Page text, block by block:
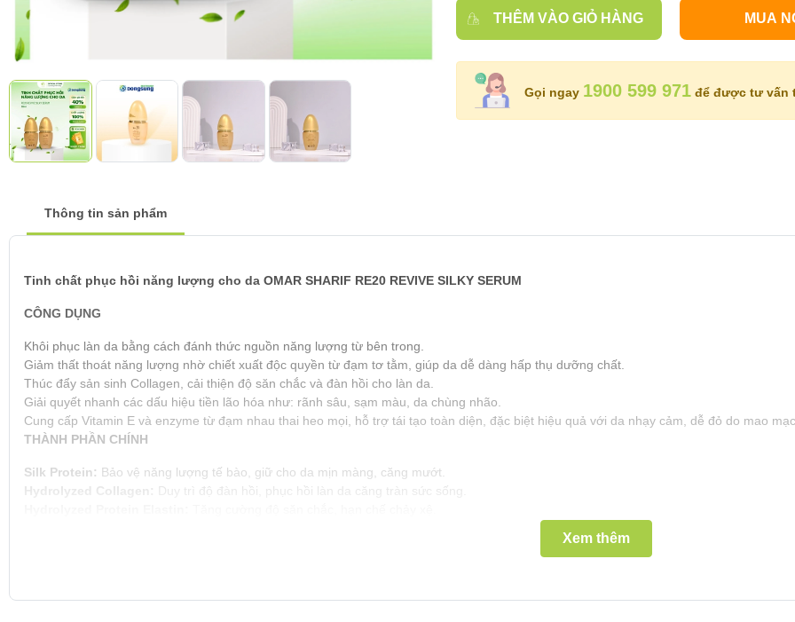
THÊM VÀO GIỎ HÀNG MUA
Gọi ngay 1900 599 971 để được tư vấn
Thông tin sản phẩm
Tinh chất phục hồi năng lượng cho da OMAR SHARIF RE20 REVIVE SILKY SERUM
CÔNG DỤNG
Khôi phục làn da bằng cách đánh thức nguồn năng lượng từ bên trong.
Giảm thất thoát năng lượng nhờ chiết xuất độc quyền từ đạm tơ tằm, giúp da dễ dàng hấp thụ dưỡng chất.
Thúc đẩy sản sinh Collagen, cải thiện độ săn chắc và đàn hồi cho làn da.
Giải quyết nhanh các dấu hiệu tiền lão hóa như: rãnh sâu, sạm màu, da chùng nhão.
Cung cấp Vitamin E và enzyme từ đạm nhau thai heo mọi, hỗ trợ tái tạo toàn diện, đặc biệt hiệu quả với da nhạy cảm, dễ đỏ do mao
THÀNH PHẦN CHÍNH
Silk Protein: Bảo vệ năng lượng tế bào, giữ cho da mịn màng, căng mướt.
Hydrolyzed Collagen:
Duy trì độ đàn hồi, phục hồi làn da căng tràn sức sống.
Xem thêm